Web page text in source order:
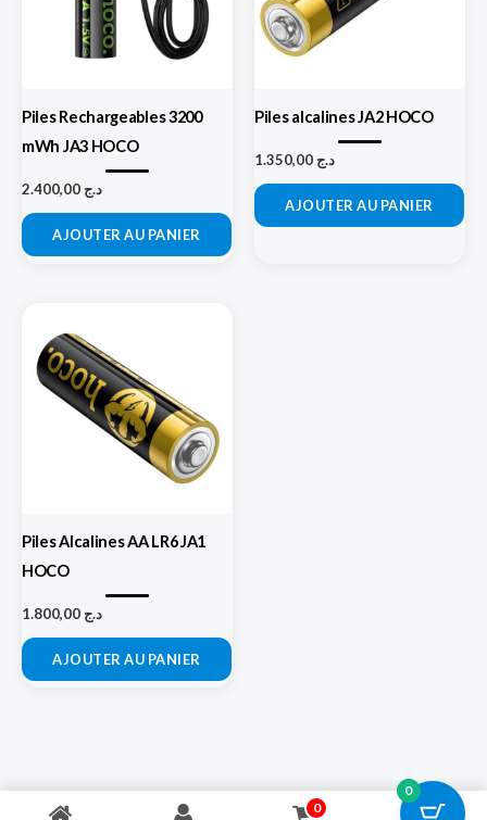
Piles Rechargeables 3200
mWh JA3 HOCO
د.ج
AJOUTER AU PANIER
Piles alcalines JA2 HOCO
د.ج
AJOUTER AU PANIER
Piles Alcalines AA LR6 JA1
HOCO
د.ج
AJOUTER AU PANIER
0
0